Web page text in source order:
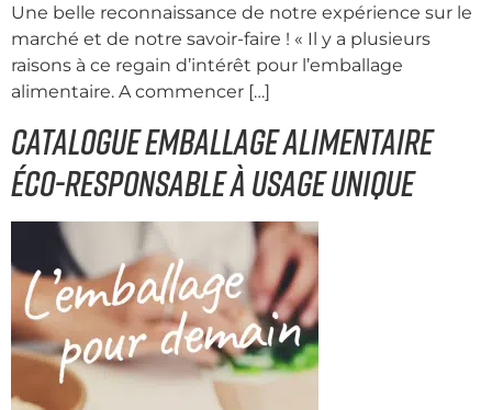
Une belle reconnaissance de notre expérience sur le
marché et de notre savoir-faire ! « Il y a plusieurs
raisons à ce regain d’intérêt pour l’emballage
alimentaire. A commencer […]
Catalogue emballage alimentaire
éco-responsable à usage unique